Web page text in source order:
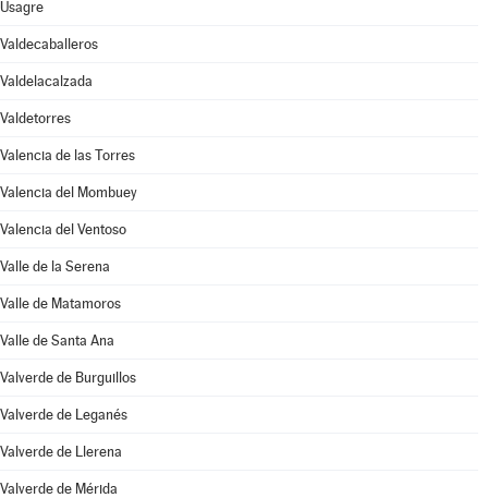
Usagre
Valdecaballeros
Valdelacalzada
Valdetorres
Valencia de las Torres
Valencia del Mombuey
Valencia del Ventoso
Valle de la Serena
Valle de Matamoros
Valle de Santa Ana
Valverde de Burguillos
Valverde de Leganés
Valverde de Llerena
Valverde de Mérida